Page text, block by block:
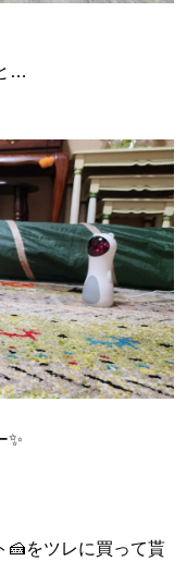
…
✨
🍰をツレに買って貰